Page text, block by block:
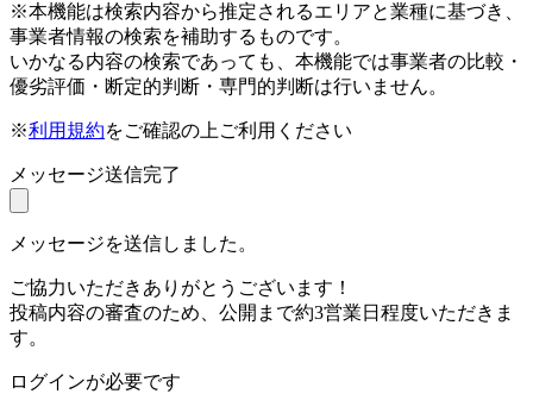
※本機能は検索内容から推定されるエリアと業種に基づき、
事業者情報の検索を補助するものです。
いかなる内容の検索であっても、本機能では事業者の比較・
優劣評価・断定的判断・専門的判断は行いません。
※利用規約をご確認の上ご利用ください
メッセージ送信完了
メッセージを送信しました。
ご協力いただきありがとうございます！
投稿内容の審査のため、公開まで約3営業日程度いただきま
す。
ログインが必要です